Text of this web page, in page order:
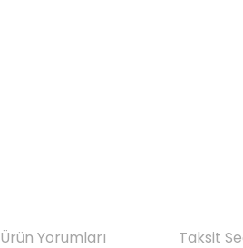
Ürün Yorumları Taksit